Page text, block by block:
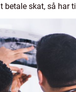
betale skat, så har